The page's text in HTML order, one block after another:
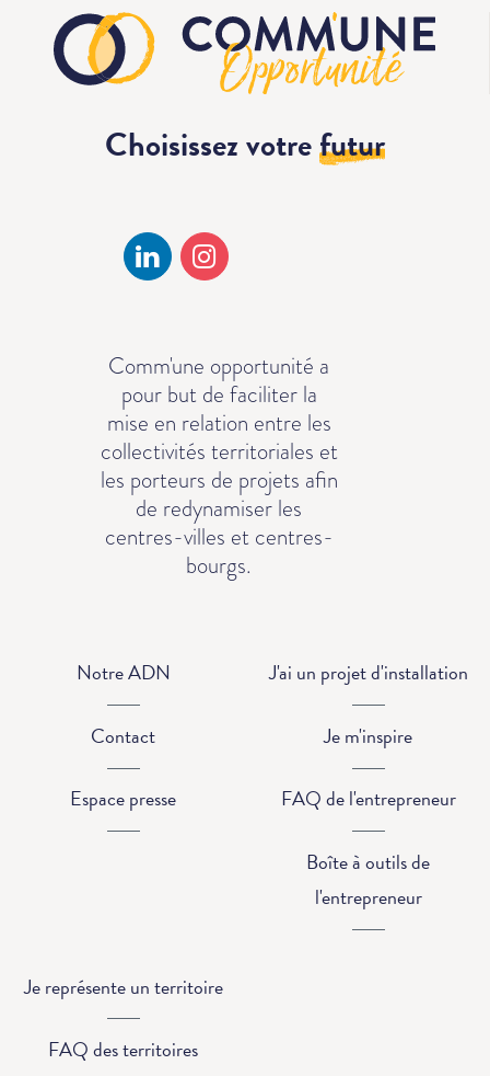
Choisissez votrefutur
Comm'une opportunité a
pour but de faciliter la
mise en relation entre les
collectivités territoriales et
les porteurs de projets afin
de redynamiser les
centres-villes et centres-
bourgs.
Notre ADN
Contact
Espace presse
J'ai un projet d'installation
Je m'inspire
FAQ de l'entrepreneur
Boîte à outils de
l'entrepreneur
Je représente un territoire
FAQ des territoires